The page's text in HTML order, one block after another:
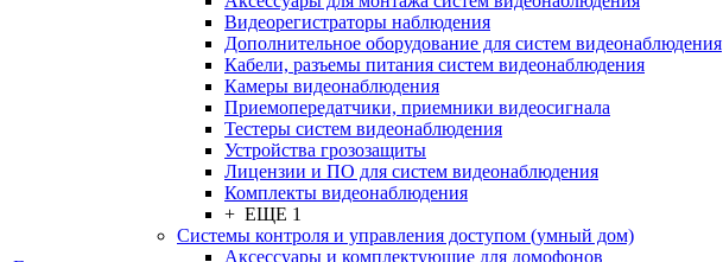
Видеорегистраторы наблюдения
Дополнительное оборудование для систем видеонаблюдения
Кабели, разъемы питания систем видеонаблюдения
Камеры видеонаблюдения
Приемопередатчики, приемники видеосигнала
Тестеры систем видеонаблюдения
Устройства грозозащиты
Лицензии и ПО для систем видеонаблюдения
Комплекты видеонаблюдения
+ ЕЩЕ 1
Системы контроля и управления доступом (умный дом)
Аксессуары и комплектующие для домофонов